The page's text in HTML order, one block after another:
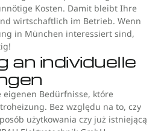
Kosten. Damit bleibt Ihre
wirtschaftlich im Betrieb. Wenn
in München interessiert sind,
an individuelle
eigenen Bedürfnisse, które
Bez względu na to, czy
użytkowania czy już istniejącą